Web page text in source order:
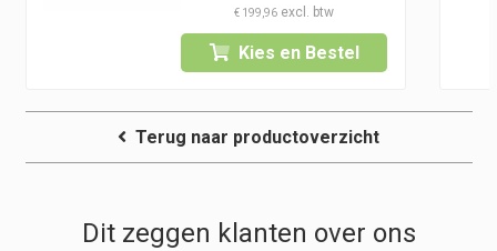
€ 199,96
Kies en Bestel
Terug naar productoverzicht
Dit zeggen klanten over ons